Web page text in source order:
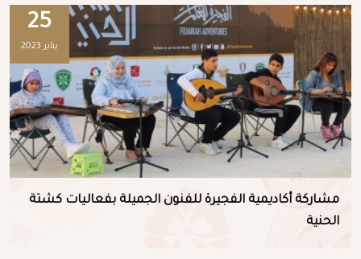
25
يناير 2023
مشاركة أكاديمية الفجيرة للفنون الجميلة بفعاليات كشتة
الحنية